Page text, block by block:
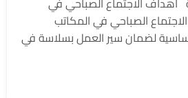
الاجتماع الصباحي في المكاتب
لضمان سير العمل بسلاسة في